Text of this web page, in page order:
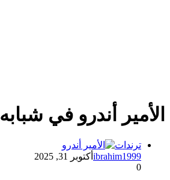
الأمير أندرو في شبابه
ترندات
ibrahim1999 أكتوبر 31, 2025
0